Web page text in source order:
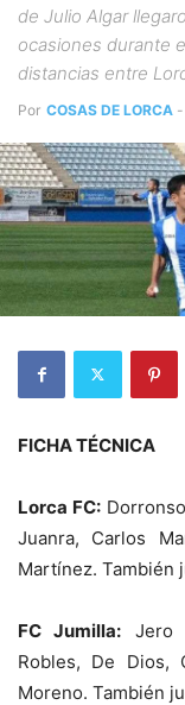
de Julio Algar
ocasiones durante
distancias entre
Por COSAS DE LORCA -
FICHA TÉCNICA
Lorca FC:
Juanra, Carlos
Martínez. También
FC Jumilla: Jero
Robles, De Dios,
Moreno. También